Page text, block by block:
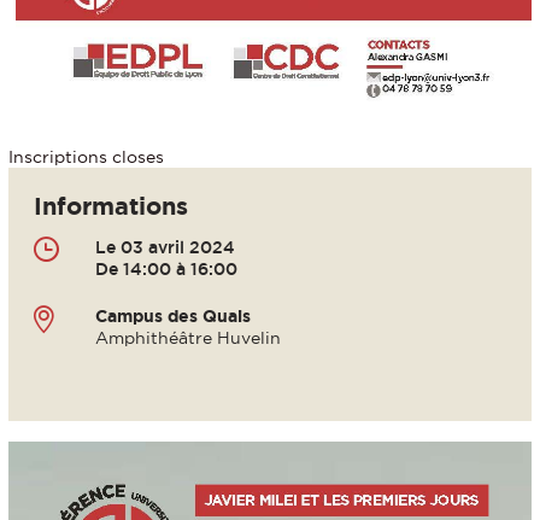
Inscriptions closes
Informations
Le 03 avril 2024
De 14:00 à 16:00
Campus des Quais
Amphithéâtre Huvelin